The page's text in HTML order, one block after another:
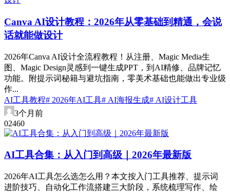
Canva AI设计教程：2026年从零基础到精通，会说
话就能做设计
2026年Canva AI设计全流程教程！从注册、Magic Media生
图、Magic Design灵感到一键生成PPT，到AI精修、品牌记忆
功能。附提示词秘籍与避坑指南，零美术基础也能做出专业级
作...
AI工具教程# 2026年AI工具# AI海报生成# AI设计工具
3个月前
02460
AI工具合集：从入门到高级｜2026年最新版
2026年AI工具怎么选怎么用？本文按入门工具推荐、提示词
进阶技巧、自动化工作流搭建三大阶段，系统梳理写作、绘